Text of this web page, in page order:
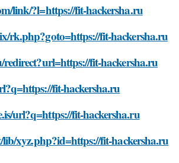
link/?l=https://fit-hackersha.ru
rk.php?goto=https://fit-hackersha.ru
redirect?url=https://fit-hackersha.ru
fit-hackersha.ru
url?q=https://fit-hackersha.ru
lib/xyz.php?id=https://fit-hackersha.ru